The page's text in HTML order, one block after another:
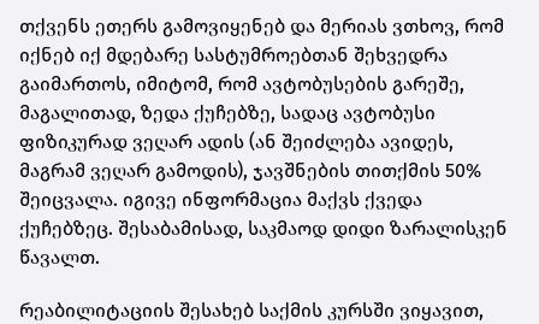
თქვენს ეთერს გამოვიყენებ და მერიას ვთხოვ, რომ
იქნებ იქ მდებარე სასტუმროებთან შეხვედრა
გაიმართოს, იმიტომ, რომ ავტობუსების გარეშე,
მაგალითად, ზედა ქუჩებზე, სადაც ავტობუსი
ფიზიკურად ვეღარ ადის (ან შეიძლება ავიდეს,
მაგრამ ვეღარ გამოდის), ჯავშნების თითქმის 50%
შეიცვალა. იგივე ინფორმაცია მაქვს ქვედა
ქუჩებზეც. შესაბამისად, საკმაოდ დიდი ზარალისკენ
წავალთ.
რეაბილიტაციის შესახებ საქმის კურსში ვიყავით,